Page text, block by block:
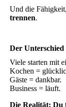
Und die Fähigkeit,
trennen.
Der Unterschied
Viele starten mit
Kochen =
Gäste = dankbar.
Business = läuft.
Die Realität: Du